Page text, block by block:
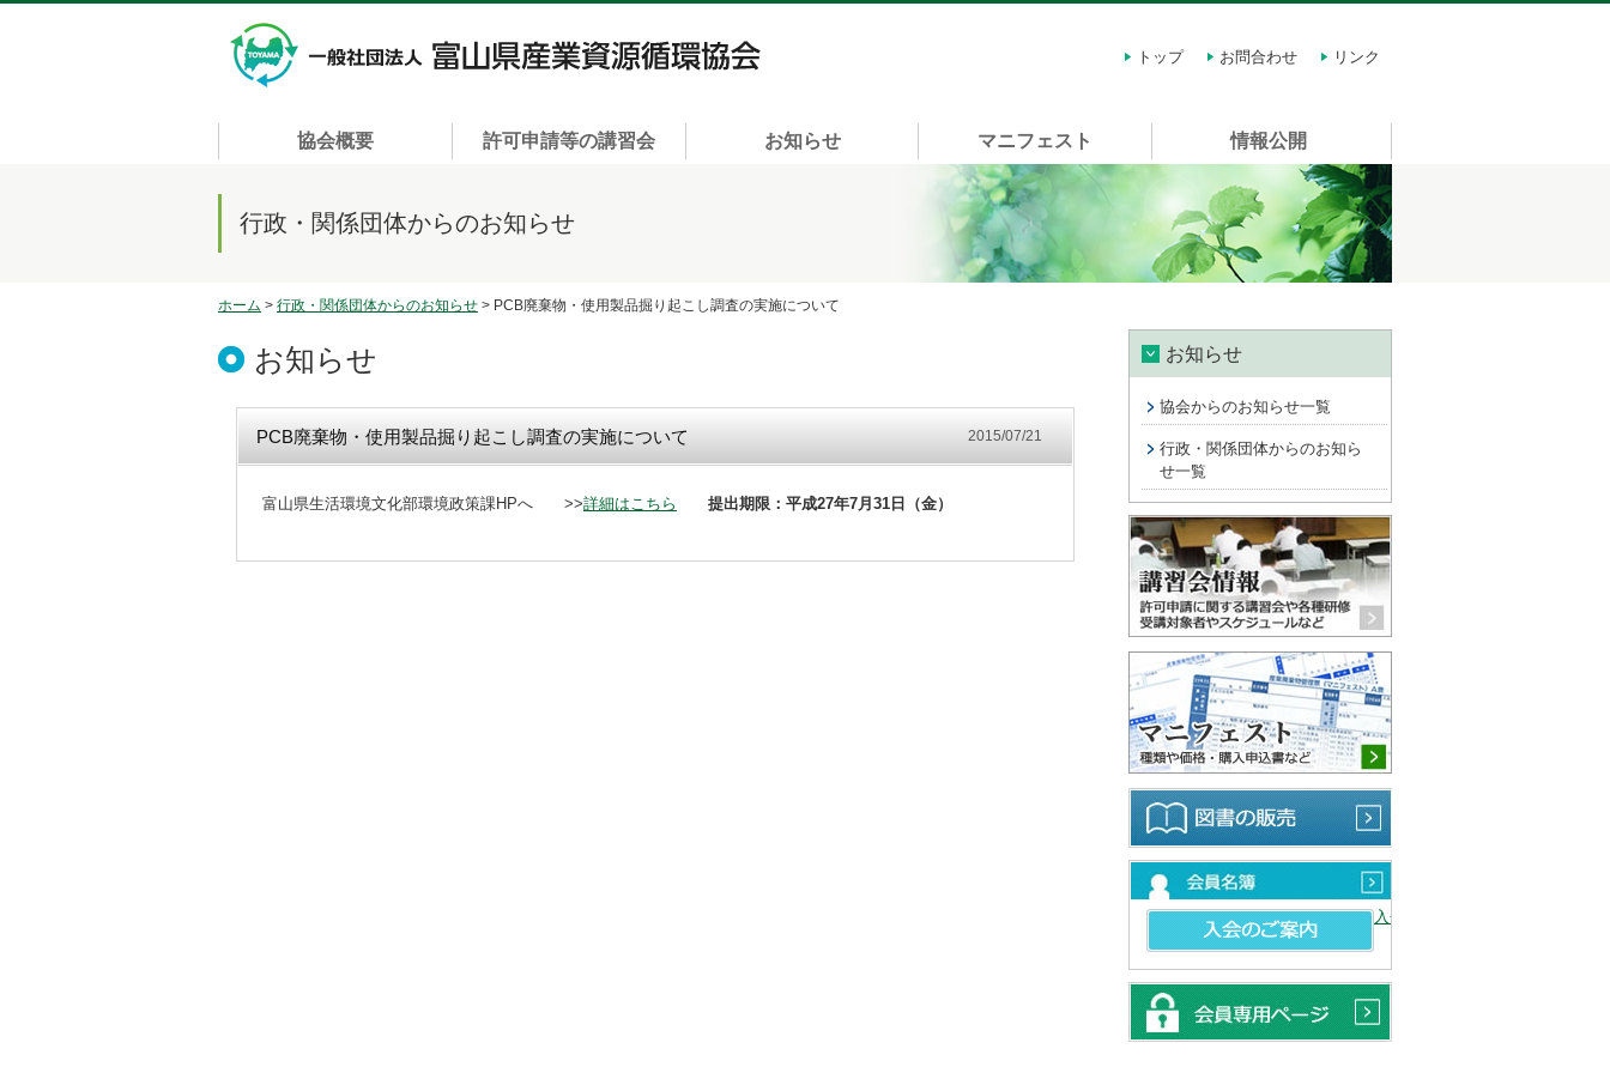
トップ
お問合わせ リンク
協会概要 許可申請等の講習会 お知らせ マニフェスト 情報公開
行政・関係団体からのお知らせ
ホーム > 行政・関係団体からのお知らせ > PCB廃棄物・使用製品掘り起こし調査の実施について
お知らせ
PCB廃棄物・使用製品掘り起こし調査の実施について 2015/07/21
富山県生活環境文化部環境政策課HPへ >>詳細はこちら 提出期限：平成27年7月31日（金）
お知らせ
協会からのお知らせ一覧
行政・関係団体からのお知ら
せ一覧
入会のご案内